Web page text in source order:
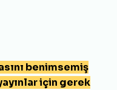
benimsemiş
için gerek